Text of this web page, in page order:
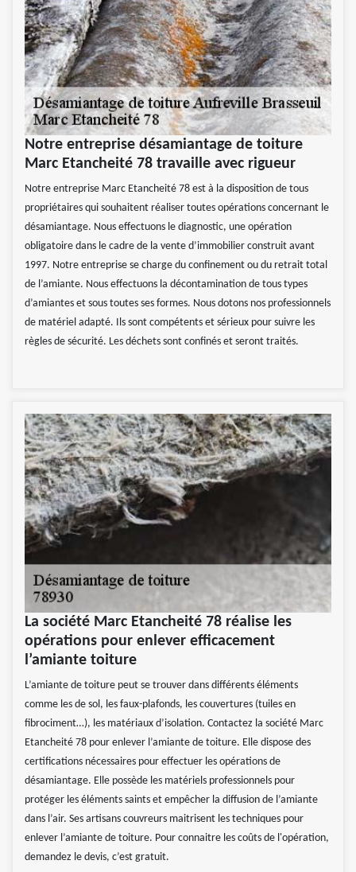
Notre entreprise désamiantage de toiture
Marc Etancheité 78 travaille avec rigueur
Notre entreprise Marc Etancheité 78 est à la disposition de tous
propriétaires qui souhaitent réaliser toutes opérations concernant le
désamiantage. Nous effectuons le diagnostic, une opération
obligatoire dans le cadre de la vente d’immobilier construit avant
1997. Notre entreprise se charge du confinement ou du retrait total
de l’amiante. Nous effectuons la décontamination de tous types
d’amiantes et sous toutes ses formes. Nous dotons nos professionnels
de matériel adapté. Ils sont compétents et sérieux pour suivre les
règles de sécurité. Les déchets sont confinés et seront traités.
La société Marc Etancheité 78 réalise les
opérations pour enlever efficacement
l’amiante toiture
L’amiante de toiture peut se trouver dans différents éléments
comme les de sol, les faux-plafonds, les couvertures (tuiles en
fibrociment…), les matériaux d’isolation. Contactez la société Marc
Etancheité 78 pour enlever l’amiante de toiture. Elle dispose des
certifications nécessaires pour effectuer les opérations de
désamiantage. Elle possède les matériels professionnels pour
protéger les éléments saints et empêcher la diffusion de l’amiante
dans l’air. Ses artisans couvreurs maitrisent les techniques pour
enlever l’amiante de toiture. Pour connaitre les coûts de l'opération,
demandez le devis, c’est gratuit.